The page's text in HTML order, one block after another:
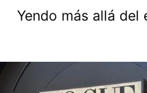
Yendo más allá del